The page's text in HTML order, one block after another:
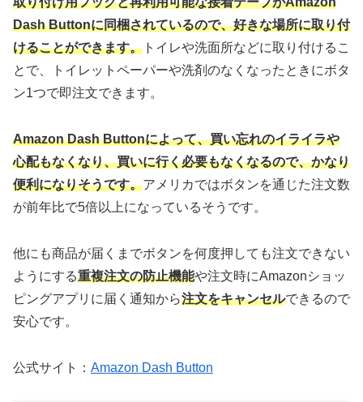
Dash Buttonに同梱されているので、好きな場所に取り付
けることができます。 トイレや洗面所などに取り付けるこ
とで、トイレットペーパーや洗剤のなくなったときにボタ
ン1つで即注文できます。
Amazon Dash Buttonによって、買い忘れのイライラや
心配もなくなり、買いに行く必要もなくなるので、かなり
便利になりそうです。アメリカではボタンを通じた注文数
が前年比で5倍以上になっているそうです。
他にも商品が届くまでボタンを何度押しても注文できない
ようにする重複注文の防止機能や注文時にAmazonショッ
ピングアプリに届く通知から注文をキャンセルできるので
安心です。
公式サイト： Amazon Dash Button